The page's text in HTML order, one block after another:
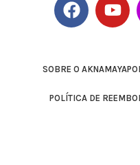
SOBRE O AKNAMAYA
POLÍTICA DE